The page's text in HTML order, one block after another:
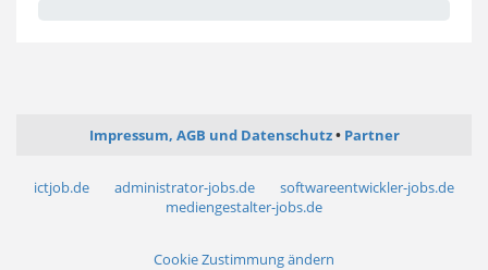
Impressum, AGB und Datenschutz Partner
ictjob.de administrator-jobs.de
softwareentwickler-jobs.de
mediengestalter-jobs.de
Cookie Zustimmung ändern